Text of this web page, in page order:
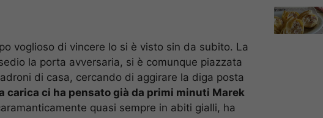
voglioso di vincere lo si è visto sin da subito. La
la porta avversaria, si è comunque piazzata
di casa, cercando di aggirare la diga posta
carica ci ha pensato già da primi minuti Marek
quasi sempre in abiti gialli, ha